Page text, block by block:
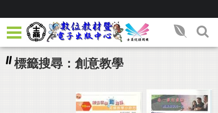
標籤搜尋：創意教學